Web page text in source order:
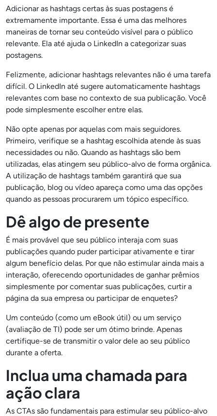
Adicionar as hashtags certas às suas postagens é
extremamente importante. Essa é uma das melhores
maneiras de tornar seu conteúdo visível para o público
relevante. Ela até ajuda o LinkedIn a categorizar suas
postagens.
Felizmente, adicionar hashtags relevantes não é uma tarefa
difícil. O LinkedIn até sugere automaticamente hashtags
relevantes com base no contexto de sua publicação. Você
pode simplesmente escolher entre elas.
Não opte apenas por aquelas com mais seguidores.
Primeiro, verifique se a hashtag escolhida atende às suas
necessidades ou não. Quando as hashtags são bem
utilizadas, elas atingem seu público-alvo de forma orgânica.
A utilização de hashtags também garantirá que sua
publicação, blog ou vídeo apareça como uma das opções
quando as pessoas procurarem um tópico específico.
Dê algo de presente
É mais provável que seu público interaja com suas
publicações quando puder participar ativamente e tirar
algum benefício delas. Por que não estimular ainda mais a
interação, oferecendo oportunidades de ganhar prêmios
simplesmente por comentar suas publicações, curtir a
página da sua empresa ou participar de enquetes?
Um conteúdo (como um eBook útil) ou um serviço
(avaliação de TI) pode ser um ótimo brinde. Apenas
certifique-se de transmitir o valor dele ao seu público
durante a oferta.
Inclua uma chamada para
ação clara
As CTAs são fundamentais para estimular seu público-alvo